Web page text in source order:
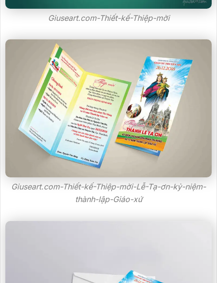
Giuseart.com-Thiết-kế-Thiệp-mời
Giuseart.com-Thiết-kế-Thiệp-mời-Lễ-Tạ-ơn-kỷ-niệm-
thành-lập-Giáo-xứ